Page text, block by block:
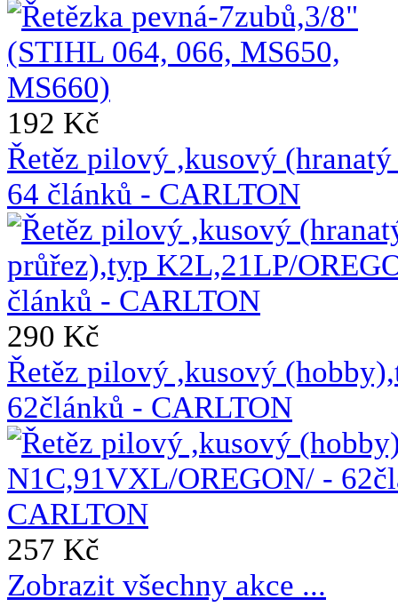
192 Kč
Řetěz pilový ,kusový
64 článků - CARLTON
290 Kč
Řetěz pilový ,kusový
62článků - CARLTON
257 Kč
Zobrazit všechny akce ...